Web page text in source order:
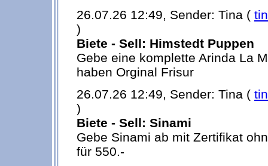
26.07.26 12:49, Sender: Tina (
)
Biete - Sell: Himstedt Puppen
Gebe eine komplette Arinda La
haben Orginal Frisur
26.07.26 12:49, Sender: Tina (
)
Biete - Sell: Sinami
Gebe Sinami ab mit Zertifikat
für 550.-